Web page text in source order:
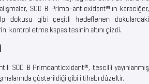
SOD B Primo-antioxidant®'ın karaciğer,
dokusu gibi çeşitli hedeflenen dokulardaki
kontrol etme kapasitesinin altını çizdi.
SOD B Primoantioxidant®, tescilli yayınlanmış
gösterildiği gibi iltihabı düzeltir.